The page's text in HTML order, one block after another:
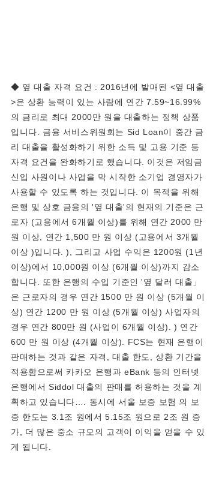
◆ 옆 대출 자격 요건 : 2016년에 발매된 <옆 대출
>은 상환 능력이 있는 사람에 연간 7.59~16.99%
의 금리로 최대 2000만 원을 대출하는 정책 상품
입니다. 금융 서비스위원회는 Sid Loan이 중간 금
리 대출을 활성화하기 위한 소득 및 고용 기준 등
자격 요건을 완화하기로 했습니다. 이것은 저임금
신입 사원이나 사업을 막 시작한 소기업 경영자가
사용할 수 있도록 하는 것입니다. 이 목적을 위해
은행 및 상호 금융의 '옆 대출'의 현재의 기준은 근
로자 (고용에서 6개월 이상)를 위해 연간 2000 만
원 이상, 연간 1,500 만 원 이상 (고용에서 3개월
이상 )입니다. ), 그리고 사업 수익은 1200원 (1년
이상)에서 10,000원 이상 (6개월 이상)까지 감소
합니다. 또한 은행의 수입 기준인 '옆 달러 대출」
은 근로자의 경우 연간 1500 만 원 이상 (5개월 이
상) 연간 1200 만 원 이상 (5개월 이상) 사업자의
경우 연간 800만 원 (사업이 6개월 이상). ) 연간
600 만 원 이상 (4개월 이상). FCS는 현재 은행이
판매하는 것과 같은 자격, 대출 한도, 상환 기간을
적용함으로써 카카오 은행과 eBank 등의 인터넷
은행에서 Siddol 대출의 판매를 허용하는 것을 계
획하고 있습니다…. 동시에 서울 보증 보험 의 보
증 한도는 3.1조 원에서 5.15조 원으로 2조 원 증
가, 더 많은 중소 규모의 고객이 이익을 얻을 수 있
게 됩니다.